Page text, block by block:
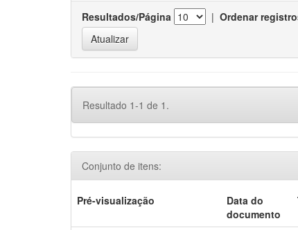
Resultados/Página | Ordenar
Resultado 1-1 de 1.
Conjunto de itens:
Pré-visualização
Data do
documento